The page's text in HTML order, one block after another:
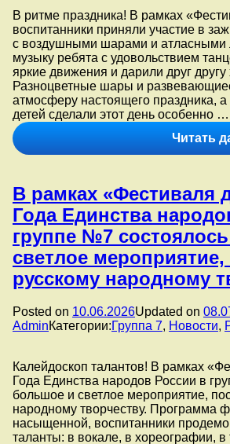
В ритме праздника! В рамках
воспитанники приняли участие в
с воздушными шарами и атласными
музыку ребята с удовольствием
яркие движения и дарили друг
Разноцветные шары и
атмосферу настоящего праздника,
детей сделали этот день особенно …
Читать
В рамках «Фестиваля
Года Единства
группе №7
светлое
русскому народному
Posted on 10.06.2026Updated on
AdminКатегории:Группа 7, Новости,
Калейдоскоп талантов! В рамках
Года Единства народов России в
большое и светлое мероприятие,
народному творчеству. Программа
насыщенной, воспитанники
таланты: в вокале, в хореографии, в